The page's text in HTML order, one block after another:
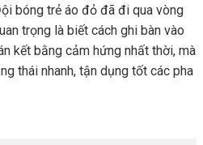
bóng trẻ áo đỏ đã đi qua vòng
trọng là biết cách ghi bàn vào
kết bằng cảm hứng nhất thời, mà
thái nhanh, tận dụng tốt các pha